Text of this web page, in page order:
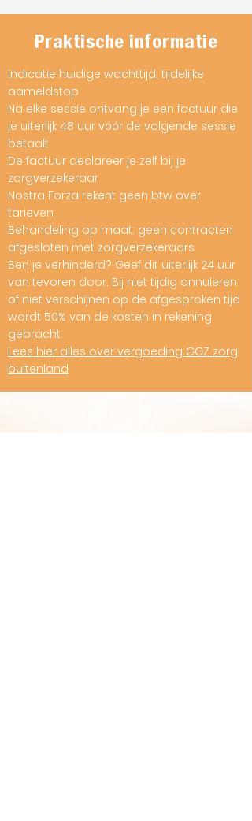
Praktische informatie
Indicatie huidige wachttijd: tijdelijke
aameldstop
Na elke sessie ontvang je een factuur die
je uiterlijk 48 uur vóór de volgende sessie
betaalt
De factuur declareer je zelf bij je
zorgverzekeraar
Nostra Forza rekent geen btw over
tarieven
Behandeling op maat; geen contracten
afgesloten met zorgverzekeraars
Ben je verhinderd? Geef dit uiterlijk 24 uur
van tevoren door. Bij niet tijdig annuleren
of niet verschijnen op de afgesproken tijd
wordt 50% van de kosten in rekening
gebracht.
Lees hier alles over vergoeding GGZ zorg
buitenland